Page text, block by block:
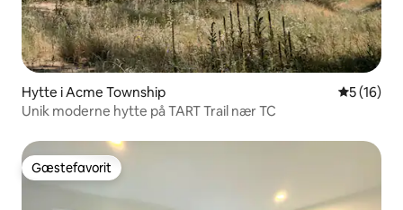
Hytte i Acme Township 5 ud af 5 i
5 (16)
Unik moderne hytte på TART Trail nær TC
Gæstefavorit
Gæstefavorit